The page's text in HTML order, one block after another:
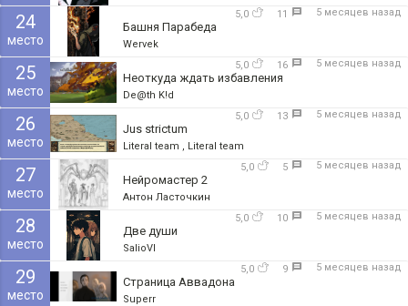
24
место
5 месяцев назад
11
5,0
Башня Парабеда
Wervek
25
место
5 месяцев назад
16
5,0
Неоткуда ждать избавления
De@th K!d
26
место
5 месяцев назад
13
5,0
Jus strictum
Literal team , Literal team
27
место
5 месяцев назад
5
5,0
Нейромастер 2
Антон Ласточкин
28
место
5 месяцев назад
10
5,0
Две души
SalioVI
29
место
5 месяцев назад
9
5,0
Страница Аввадона
Superr